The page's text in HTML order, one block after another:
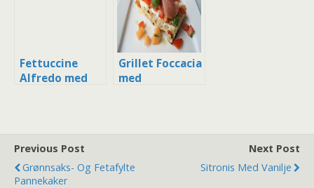
Fettuccine
Alfredo med
Grillet Foccacia
med
Previous Post
Grønnsaks- Og Fetafylte
Pannekaker
Next Post
Sitronis Med Vanilje